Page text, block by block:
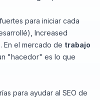
para iniciar cada
Increased
En el mercado de trabajo
"hacedor" es lo que
para ayudar al SEO de